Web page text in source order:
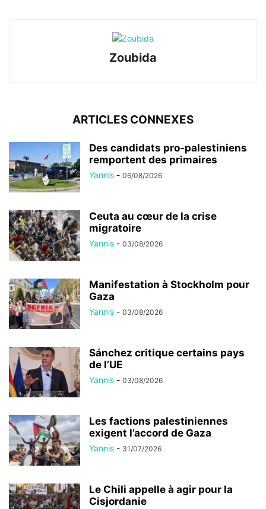
Zoubida
ARTICLES CONNEXES
Des candidats pro-palestiniens
remportent des primaires
Yannis - 06/08/2026
Ceuta au cœur de la crise
migratoire
Yannis - 03/08/2026
Manifestation à Stockholm pour
Gaza
Yannis - 03/08/2026
Sánchez critique certains pays
de l’UE
Yannis - 03/08/2026
Les factions palestiniennes
exigent l’accord de Gaza
Yannis - 31/07/2026
Le Chili appelle à agir pour la
Cisjordanie